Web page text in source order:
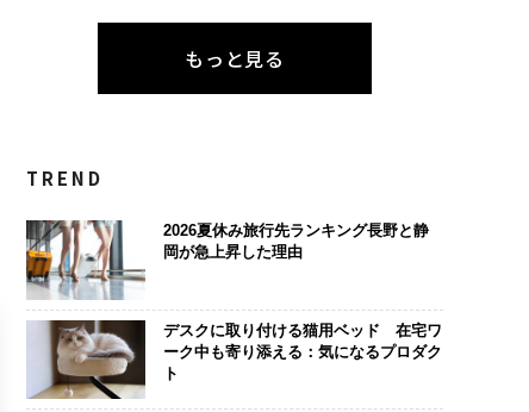
もっと見る
TREND
2026夏休み旅行先ランキング長野と静
岡が急上昇した理由
デスクに取り付ける猫用ベッド 在宅ワ
ーク中も寄り添える：気になるプロダク
ト